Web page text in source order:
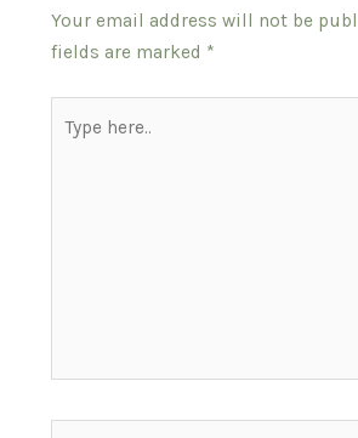
Your email address will not be
fields are marked *
here..